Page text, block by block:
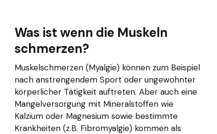
Was ist wenn die Muskeln
schmerzen?
Muskelschmerzen (Myalgie) können zum Beispiel
nach anstrengendem Sport oder ungewohnter
körperlicher Tätigkeit auftreten. Aber auch eine
Mangelversorgung mit Mineralstoffen wie
Kalzium oder Magnesium sowie bestimmte
Krankheiten (z.B. Fibromyalgie) kommen als